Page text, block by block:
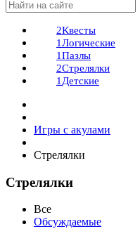
2Квесты
1Логические
1Пазлы
2Стрелялки
1 Детские
Игры с акулами
Стрелялки
Стрелялки
Все
Обсуждаемые